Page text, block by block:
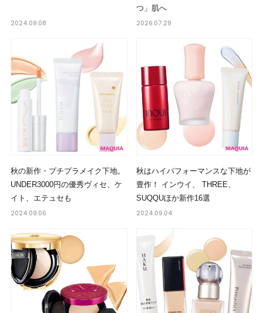
2024.09.08
つ」肌へ
2026.07.29
秋の新作・プチプラメイク下地。
UNDER3000円の優秀ヴィセ、ケ
イト、エテュセも
2024.09.06
秋はハイパフォーマンスな下地が
豊作！ インウイ、 THREE、
SUQQUほか新作16選
2024.09.04